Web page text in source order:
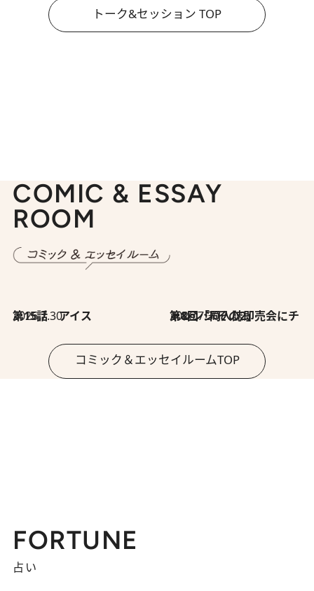
トーク&セッション TOP
COMIC & ESSAY
ROOM
2026.7.30
第15話 アイス 2026.7.30
第8回「同人誌即売会にチャレンジ その2」
コミック＆エッセイルームTOP
FORTUNE
占い